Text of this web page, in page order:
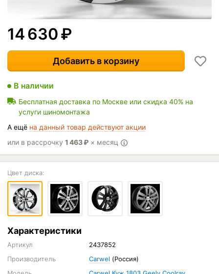
14 630₽
Добавить в корзину
В наличии
Бесплатная доставка по Москве или скидка 40% на
услуги шиномонтажа
А ещё на данный товар действуют акции
или в рассрочку 1 463₽ × месяц
Цвет диска:
Характеристики
Артикул
2437852
Производитель
Carwel (Россия)